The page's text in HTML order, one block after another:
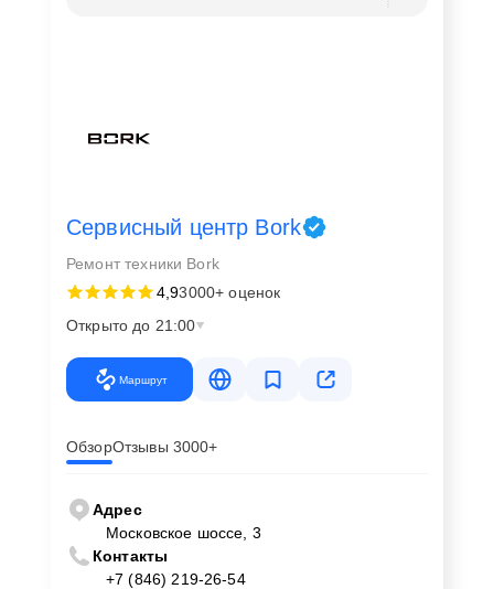
Сервисный центр Bork
Ремонт техники Bork
4,93000+ оценок
Открыто до 21:00
Маршрут
ОбзорОтзывы 3000+
Адрес
Московское шоссе, 3
Контакты
+7 (846) 219-26-54